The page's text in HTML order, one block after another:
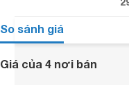
So sánh giá
Giá của 4 nơi bán